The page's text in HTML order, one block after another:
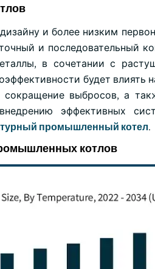
и более низким
и последовательный
в сочетании с
будет влиять
выбросов, а
эффективных
промышленный котел.
котлов